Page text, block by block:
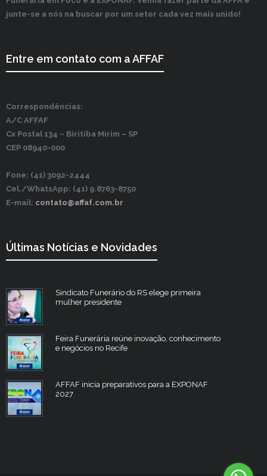
junte-se a nós na buscar por um setor cada vez mais unido!
Entre em contato com a AFFAF
Correspondências:
A/C AFFAF
Cx Postal 134 – Biritiba Mirim – SP
CEP 08940-000
Fone: (41) 3092-2444
Cel./WhatsApp: (41) 9.8763-8750
E-mail: contato@affaf.com.br
Últimas Notícias e Novidades
Sindicato Funerário do RS elege primeira
mulher presidente
Feira Funerária reúne inovação, conhecimento
e negócios no Recife
AFFAF inicia preparativos para a EXPONAF
2027